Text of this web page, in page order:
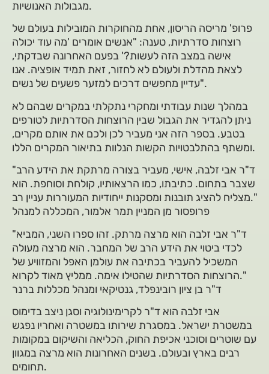
מגבולות האנושיות.
פרופ' מריסה הריסון, אחת מהחוקרות המובילות בעולם של
רוצחות סדרתיות, טענה: "אנשים אומרים 'מה עוד יכולה
אישה במצב הזה לעשות?' בפעם האחרונה שבדקתי,
לצאת מהדלת ולעולם לא לחזור, זאת תמיד אופציה. אנו
עדיין מחפשים דרכים למזער פשעים של נשים".
במהלך שנות עבודתי ומחקרי נתקלתי במקרים שבהם לא
ניתן להגדיר את הגבול שבין הרוצחות הסדרתיות לטורפים
בטבע. בספר הזה אני מעביר לכן ולכם את אותם מקרים,
ומשתף בהתלבטויות הקשות הנלוות בתיאור המקרים הללו.
"ד"ר אבי זלבה, אישי, מעביר בצורה מרתקת את הידע הרב
שצבר בתחום. כתיבתו, כמו הרצאותיו, קולחת וסוחפת. הוא
מצליח להציג תובנות ומסקנות ייחודיות המעוררות עניין רב."
פרופסור מן המניין תמר אלמור, המכללה למנהל
"ד"ר אבי זלבה הוא מרצה מרתק. זהו ספרו השני, המביא
לכדי ביטוי את הידע הרב של המחבר. הוא מרצה מעולה
המשכיל להעביר בכתיבה את עולמן האפל והמזוויע של
הרוצחות הסדרתיות שהטילו אימה. ממליץ מאוד לקרוא."
ד"ר בן ציון רובינפלד, גנטיקאי ומנהל מכללות ברנר
אבי זלבה הוא ד"ר לקרימינולוגיה וסגן ניצב בדימוס
במשטרת ישראל. במסגרת שירותו במשטרה ואחריו נפגש
עם שוטרים וסוכני אכיפת החוק, הכליאה והשיקום במקומות
רבים בארץ ובעולם. בשנים האחרונות הוא מרצה במגוון
תחומים.